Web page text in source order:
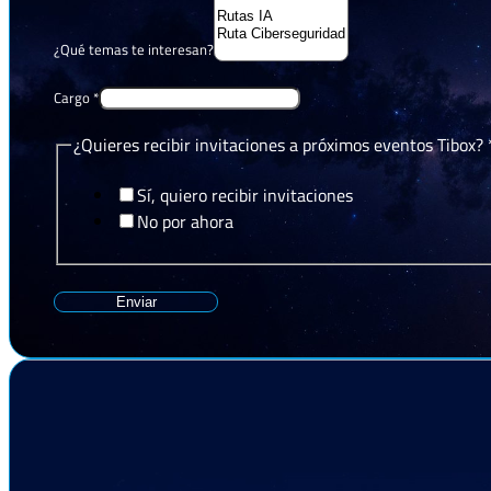
¿Qué temas te interesan?
Cargo *
¿Quieres recibir invitaciones a próximos eventos Tibox?
Sí, quiero recibir invitaciones
No por ahora
Enviar